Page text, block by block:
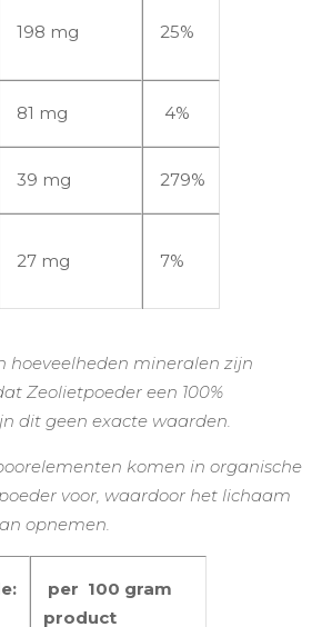
198 mg 25%
81 mg 4%
39 mg 279%
27 mg 7%
hoeveelheden mineralen zijn
Zeolietpoeder een 100%
dit geen exacte waarden.
komen in organische
voor, waardoor het lichaam
opnemen.
per 100 gram
product